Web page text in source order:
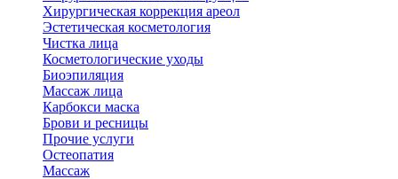
Хирургическая коррекция ареол
Эстетическая косметология
Чистка лица
Косметологические уходы
Биоэпиляция
Массаж лица
Карбокси маска
Брови и ресницы
Прочие услуги
Остеопатия
Массаж